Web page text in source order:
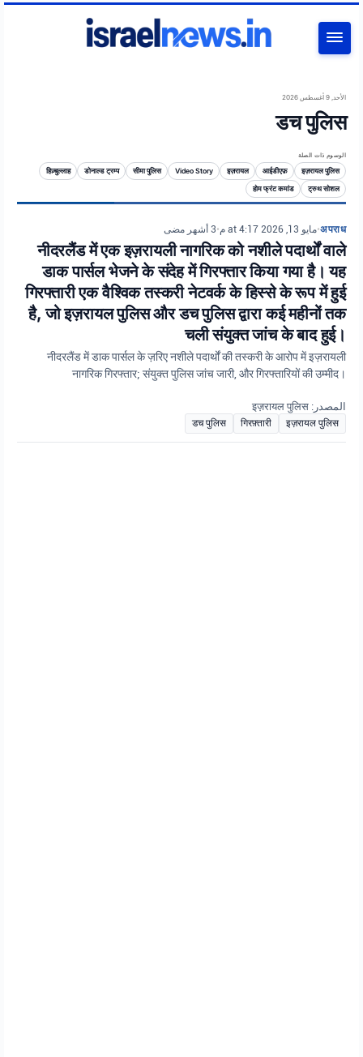
الأحد, 9 أغسطس 2026
डच पुलिस
الوسوم ذات الصلة
इज़रायल पुलिस
आईडीएफ़
इज़रायल
Video Story
सीमा पुलिस
डोनाल्ड ट्रम्प
हिज़्बुल्लाह
ट्रुथ सोशल
होम फ्रंट कमांड
अपराध
•مايو 13, 2026 at 4:17 م •3 أشهر مضى
नीदरलैंड में एक इज़रायली नागरिक को नशीले पदार्थों वाले
डाक पार्सल भेजने के संदेह में गिरफ्तार किया गया है। यह
गिरफ्तारी एक वैश्विक तस्करी नेटवर्क के हिस्से के रूप में हुई
है, जो इज़रायल पुलिस और डच पुलिस द्वारा कई महीनों तक
चली संयुक्त जांच के बाद हुई।
नीदरलैंड में डाक पार्सल के ज़रिए नशीले पदार्थों की तस्करी के आरोप में इज़रायली
नागरिक गिरफ्तार; संयुक्त पुलिस जांच जारी, और गिरफ्तारियों की उम्मीद।
المصدر: इज़रायल पुलिस
इज़रायल पुलिस
गिरफ़्तारी
डच पुलिस